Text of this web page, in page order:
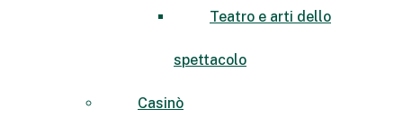
Teatro e arti dello
spettacolo
Casinò